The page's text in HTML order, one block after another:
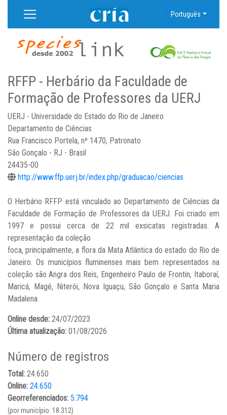
Português
RFFP - Herbário da Faculdade de
Formação de Professores da UERJ
UERJ - Universidade do Estado do Rio de Janeiro
Departamento de Ciências
Rua Francisco Portela, nº 1470, Patronato
São Gonçalo - RJ - Brasil
24435-00
http://www.ffp.uerj.br/index.php/graduacao/ciencias
O Herbário RFFP está vinculado ao Departamento de Ciências da
Faculdade de Formação de Professores da UERJ. Foi criado em
1997 e possui cerca de 22 mil exsicatas registradas. A
representação da coleção
foca, principalmente, a flora da Mata Atlântica do estado do Rio de
Janeiro. Os municípios fluminenses mais bem representados na
coleção são Angra dos Reis, Engenheiro Paulo de Frontin, Itaboraí,
Maricá, Magé, Niterói, Nova Iguaçu, São Gonçalo e Santa Maria
Madalena.
Online desde: 24/07/2023
Última atualização: 01/08/2026
Número de registros
Total: 24.650
Online: 24.650
Georreferenciados: 5.794
(por município: 18.312)